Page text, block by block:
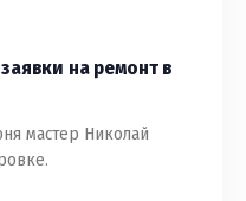
на ремонт в
мастер Николай